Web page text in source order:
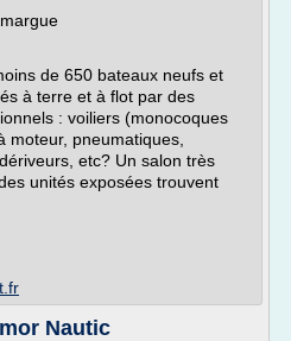
de 650 bateaux neufs et
à terre et à flot par des
: voiliers (monocoques
moteur, pneumatiques,
etc? Un salon très
unités exposées trouvent
Nautic